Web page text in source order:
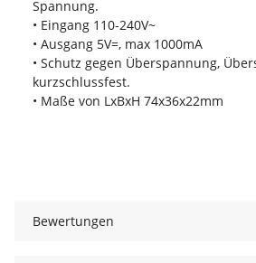
Spannung.
• Eingang 110-240V~
• Ausgang 5V=, max 1000mA
• Schutz gegen Überspannung,
kurzschlussfest.
• Maße von LxBxH 74x36x22mm
Bewertungen